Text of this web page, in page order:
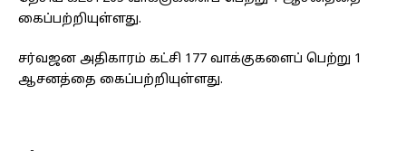
கைப்பற்றியுள்ளது.
சர்வஜன அதிகாரம் கட்சி 177 வாக்குகளைப் பெற்று 1
ஆசனத்தை கைப்பற்றியுள்ளது.